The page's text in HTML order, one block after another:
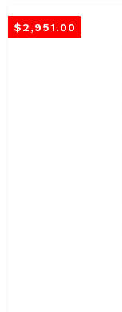
$2,951.00